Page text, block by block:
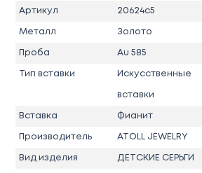
Артикул 20624с5
Металл Золото
Проба Au 585
Тип вставки Искусственные
вставки
Вставка Фианит
Производитель ATOLL JEWELRY
Вид изделия ДЕТСКИЕ СЕРЬГИ